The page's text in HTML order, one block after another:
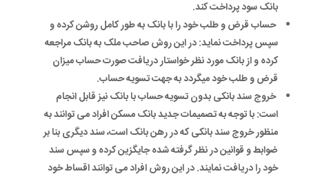
بانک سود پرداخت کند.
حساب قرض و طلب خود را با بانک به طور کامل روشن کرده و
سپس پرداخت نماید: در این روش صاحب ملک به بانک مراجعه
کرده و از بانک مورد نظر خواستار دریافت صورت حساب میزان
قرض و طلب خود میگردد به جهت تسویه حساب.
خروج سند بانکی بدون تسویه حساب با بانک نیز قابل انجام
است: با توجه به تصمیمات جدید بانک مسکن افراد می توانند به
منظور خروج سند بانکی که در رهن بانک است، سند دیگری بنا بر
ضوابط و قوانین در نظر گرفته شده جایگزین کرده و سپس سند
خود را دریافت نمایند. در این روش افراد می توانند اقساط خود